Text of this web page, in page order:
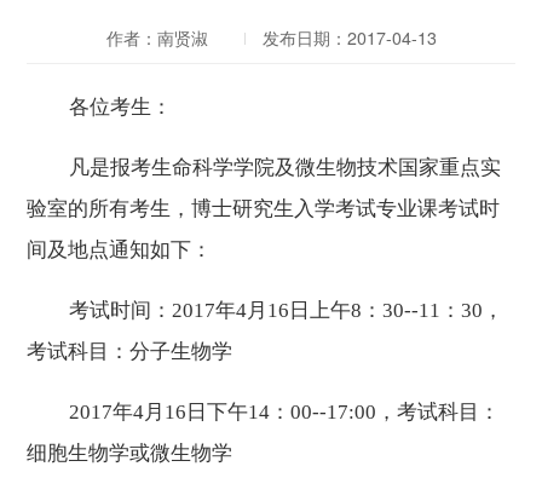
作者：南贤淑 发布日期：2017-04-13
各位考生：
凡是报考生命科学学院及微生物技术国家重点实
验室的所有考生，博士研究生入学考试专业课考试时
间及地点通知如下：
考试时间：2017年4月16日上午8：30--11：30，
考试科目：分子生物学
2017年4月16日下午14：00--17:00，考试科目：
细胞生物学或微生物学